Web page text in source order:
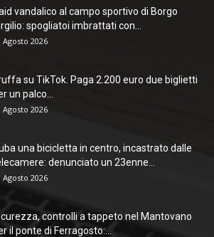
vandalico al campo sportivo di Borgo
spogliatoi imbrattati con...
Agosto 2026
su TikTok. Paga 2.200 euro due biglietti
un palco...
Agosto 2026
una bicicletta in centro, incastrato dalle
denunciato un 23enne...
Agosto 2026
controlli a tappeto nel Mantovano
il ponte di Ferragosto:...